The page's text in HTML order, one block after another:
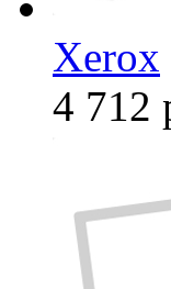
Xerox
4 712